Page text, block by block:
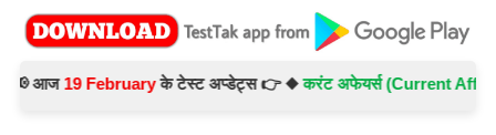
आज19 Februaryके टेस्ट अप्डेट्स 👉 ◆करंट अफेयर्स (Current Affairs) -